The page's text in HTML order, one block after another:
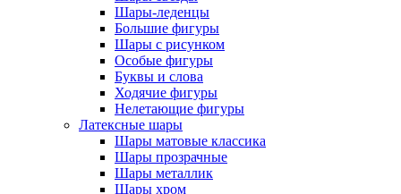
Шары-леденцы
Большие фигуры
Шары с рисунком
Особые фигуры
Буквы и слова
Ходячие фигуры
Нелетающие фигуры
Латексные шары
Шары матовые классика
Шары прозрачные
Шары металлик
Шары хром